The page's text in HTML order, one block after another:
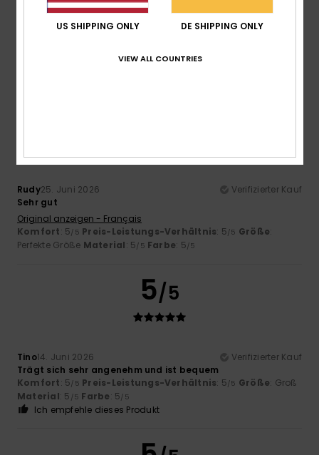
25. Juni 2026
Verifizierter Kauf
Preis-Leistungs-Verhältnis
Rudy25. Juni 2026
Verifizierter Kauf
Sehr gut
Original anzeigen - Français
Komfort: 5/5 Preis-Leistungs-Verhältnis: 5/5 Größe:
Perfekte Größe Material: 5/5 Farbe: 5/5
5/5
Tino14. Juni 2026
Verifizierter Kauf
Trägt sich sehr angenehm und ist bequem
Komfort: 5/5 Preis-Leistungs-Verhältnis: 5/5 Größe: Groß
Material: 5 /5 Farbe: 5/5
Ich empfehle dieses Produkt
US SHIPPING ONLY DE SHIPPING ONLY
VIEW ALL COUNTRIES